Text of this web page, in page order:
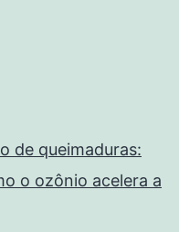
de queimaduras:
o ozônio acelera a